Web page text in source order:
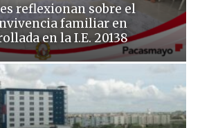
reflexionan sobre el
familiar en
en la I.E. 20138